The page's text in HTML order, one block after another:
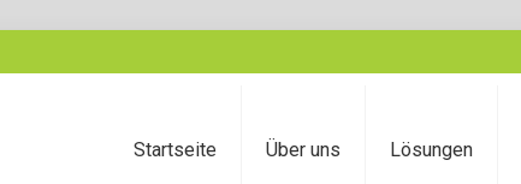
Startseite Über uns Lösungen